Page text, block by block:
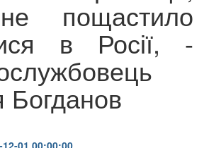
пощастило
в Росії, -
Богданов
12-01 00:00:00